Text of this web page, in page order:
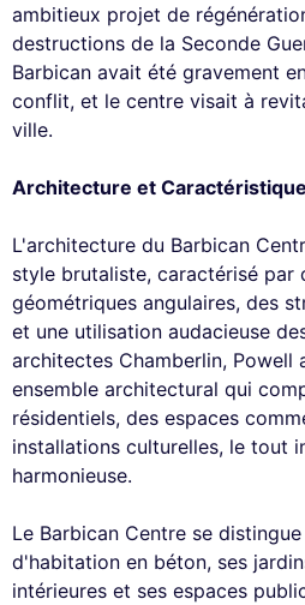
ambitieux projet de
destructions de la Seconde
Barbican avait été gravement
conflit, et le centre visait à
ville.
Architecture et
L'architecture du Barbican
style brutaliste, caractérisé par
géométriques angulaires, des
et une utilisation audacieuse
architectes Chamberlin, Powell
ensemble architectural qui
résidentiels, des espaces
installations culturelles, le tout
harmonieuse.
Le Barbican Centre se
d'habitation en béton, ses
intérieures et ses espaces